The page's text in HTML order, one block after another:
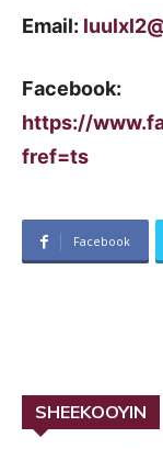
Email:
Facebook:
https://
fref=ts
Facebook
SHEEKOOYIN